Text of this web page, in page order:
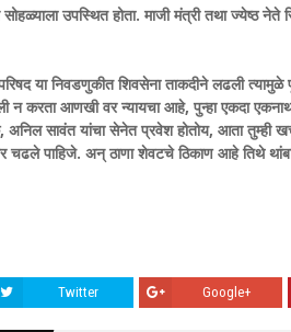
उपस्थित होता. माजी मंत्री तथा ज्येष्ठ नेते
या निवडणुकीत शिवसेना ताकदीने लढली त्यामुळे
न करता आणखी वर न्यायचा आहे, पुन्हा एकदा
सावंत यांचा सेनेत प्रवेश होतोय, आता तुम्ही
चढले पाहिजे. अन् ठाणा शेवटचे ठिकाण आहे तिथे
Twitter Google+